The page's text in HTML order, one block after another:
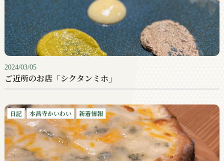
2024/03/05
ご近所のお店「シクタンミホ」
日記 本昌寺かいわい 新着情報